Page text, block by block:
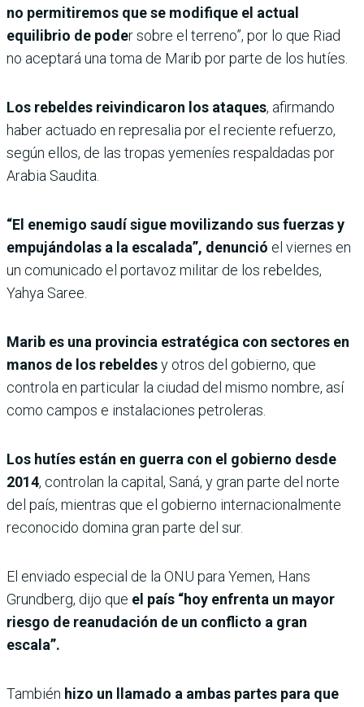
no permitiremos que se modifique el actual
equilibrio de poder sobre el terreno”, por lo que Riad
no aceptará una toma de Marib por parte de los hutíes.
Los rebeldes reivindicaron los ataques, afirmando
haber actuado en represalia por el reciente refuerzo,
según ellos, de las tropas yemeníes respaldadas por
Arabia Saudita.
“El enemigo saudí sigue movilizando sus fuerzas y
empujándolas a la escalada”, denunció el viernes en
un comunicado el portavoz militar de los rebeldes,
Yahya Saree.
Marib es una provincia estratégica con sectores en
manos de los rebeldesy otros del gobierno, que
controla en particular la ciudad del mismo nombre, así
como campos e instalaciones petroleras.
Los hutíes están en guerra con el gobierno desde
2014, controlan la capital, Saná, y gran parte del norte
del país, mientras que el gobierno internacionalmente
reconocido domina gran parte del sur.
El enviado especial de la ONU para Yemen, Hans
Grundberg, dijo que el país “hoy enfrenta un mayor
riesgo de reanudación de un conflicto a gran
escala”.
También hizo un llamado a ambas partes para que